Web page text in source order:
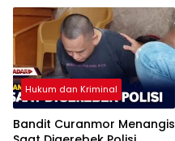
Hukum dan Kriminal
Bandit Curanmor Menangis